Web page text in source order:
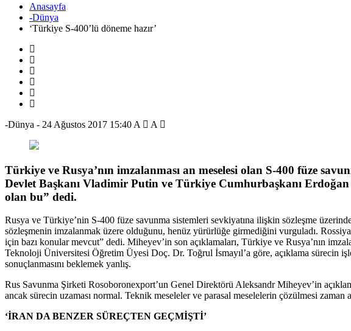
Anasayfa
-Dünya
‘Türkiye S-400’lü döneme hazır’
-Dünya - 24 Ağustos 2017 15:40 A A
Türkiye ve Rusya’nın imzalanması an meselesi olan S-400 füze
Devlet Başkanı Vladimir Putin ve Türkiye Cumhurbaşkanı Erdoğan
olan bu” dedi.
Rusya ve Türkiye’nin S-400 füze savunma sistemleri sevkiyatına ilişkin sözleşme
sözleşmenin imzalanmak üzere olduğunu, henüz yürürlüğe girmediğini vurguladı.
için bazı konular mevcut” dedi. Miheyev’in son açıklamaları, Türkiye ve Rusya’nın
Teknoloji Üniversitesi Öğretim Üyesi Doç. Dr. Toğrul İsmayıl’a göre, açıklama sürecin
sonuçlanmasını beklemek yanlış.
Rus Savunma Şirketi Rosoboronexport’un Genel Direktörü Aleksandr Miheyev’in
ancak sürecin uzaması normal. Teknik meseleler ve parasal meselelerin çözülmesi zaman
‘İRAN DA BENZER SÜREÇTEN GEÇMİŞTİ’